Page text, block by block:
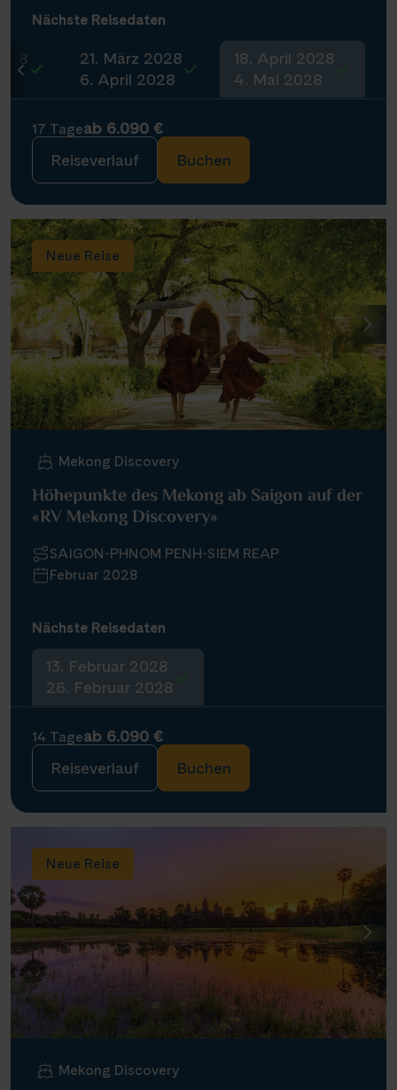
Agenturbereich
WhatsApp
Nächste Reisedaten
21. März 2028
6. April 2028
18. April 2028
4. Mai 2028
17 Tageab 6.090 €
Reiseverlauf
Buchen
Neue Reise
Mekong Discovery
Höhepunkte des Mekong ab Saigon auf der
«RV Mekong Discovery»
SAIGON-PHNOM PENH-SIEM REAP
Februar 2028
Nächste Reisedaten
13. Februar 2028
26. Februar 2028
14 Tageab 6.090 €
Reiseverlauf
Buchen
Neue Reise
Mekong Discovery